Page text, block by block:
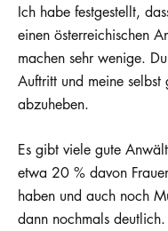
Ich habe festgestellt,
einen österreichischen
machen sehr wenige.
Auftritt und meine
abzuheben.
Es gibt viele gute
etwa 20 % davon
haben und auch noch
dann nochmals